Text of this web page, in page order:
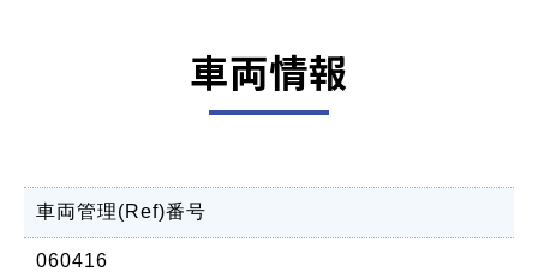
車両情報
車両管理(Ref)番号
060416